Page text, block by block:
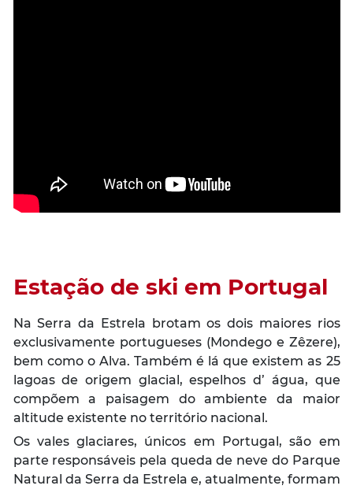
Estação de ski em Portugal
Na Serra da Estrela brotam os dois maiores rios
exclusivamente portugueses (Mondego e Zêzere),
bem como o Alva. Também é lá que existem as 25
lagoas de origem glacial, espelhos d’ água, que
compõem a paisagem do ambiente da maior
altitude existente no território nacional.
Os vales glaciares, únicos em Portugal, são em
parte responsáveis pela queda de neve do Parque
Natural da Serra da Estrela e, atualmente, formam